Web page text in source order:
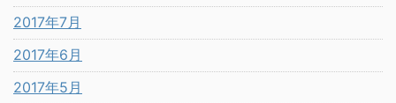
2017年7月
2017年6月
2017年5月